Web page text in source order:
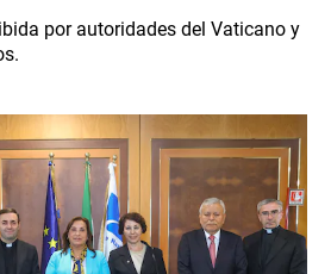
por autoridades del Vaticano y